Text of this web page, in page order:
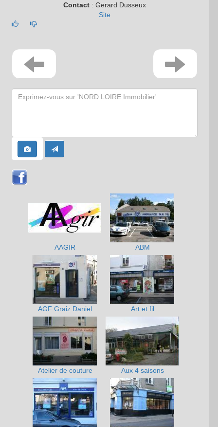
Contact : Gerard Dusseux
Site
AAGIR ABM
AGF Graiz Daniel Art et fil
Atelier de couture Aux 4 saisons